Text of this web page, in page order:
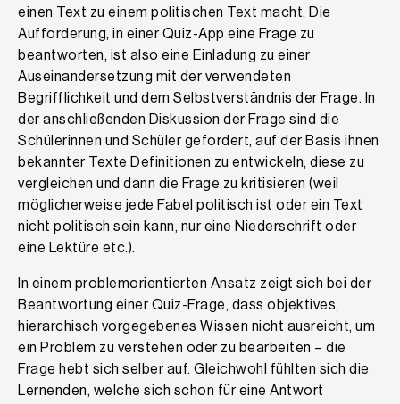
einen Text zu einem politischen Text macht. Die
Aufforderung, in einer Quiz-App eine Frage zu
beantworten, ist also eine Einladung zu einer
Auseinandersetzung mit der verwendeten
Begrifflichkeit und dem Selbstverständnis der Frage. In
der anschließenden Diskussion der Frage sind die
Schülerinnen und Schüler gefordert, auf der Basis ihnen
bekannter Texte Definitionen zu entwickeln, diese zu
vergleichen und dann die Frage zu kritisieren (weil
möglicherweise jede Fabel politisch ist oder ein Text
nicht politisch sein kann, nur eine Niederschrift oder
eine Lektüre etc.).
In einem problemorientierten Ansatz zeigt sich bei der
Beantwortung einer Quiz-Frage, dass objektives,
hierarchisch vorgegebenes Wissen nicht ausreicht, um
ein Problem zu verstehen oder zu bearbeiten – die
Frage hebt sich selber auf. Gleichwohl fühlten sich die
Lernenden, welche sich schon für eine Antwort